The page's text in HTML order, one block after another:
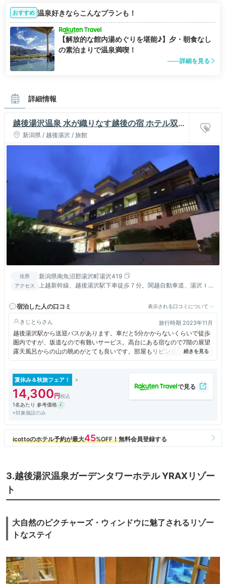
おすすめ 温泉好きならこんなプランも！
【解放的な館内湯めぐりを堪能♪】夕・朝食なし
の素泊まりで温泉満喫！
詳細を見る
詳細情報
越後湯沢温泉 水が織りなす越後の宿 ホテル双
葉 新潟県 / 越後湯沢 / 旅館
住所 新潟県南魚沼郡湯沢町湯沢419
アクセス
上越新幹線、越後湯沢駅下車徒歩７分。関越自動車道、湯沢ＩＣ
宿泊した人の口コミ
表示される口コミについて
きじとら 旅行時期 2023年11月
越後湯沢駅から送迎バスがあります。車だと5分かからないくらいで徒歩
圏内ですが、坂道なので有難いサービス。高台にある宿なので7階の展望
露天風呂からの山の眺めがとても良いです。部屋もリビングベッドルーム
と畳の部屋の他にバスルーム、クローゼットの２畳間もあり、ゆったり過
夏休み＆秋旅フェア！
14,300
1名あたり 参考価格
※対象施設のみ
3.越後湯沢温泉ガーデンタワーホテル YRAXリゾー
ト
大自然のピクチャーズ・ウィンドウに魅了されるリゾー
トなステイ